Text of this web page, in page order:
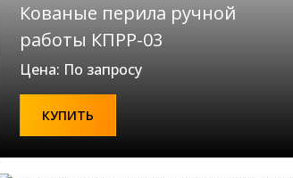
Кованые перила ручной
работы КПРР-03
Цена: По запросу
КУПИТЬ